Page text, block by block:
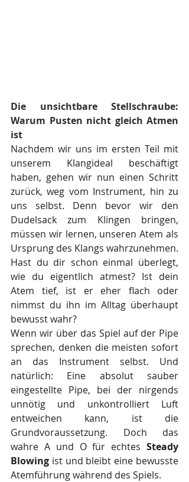
Die unsichtbare Stellschraube:
Warum Pusten nicht gleich Atmen
ist
Nachdem wir uns im ersten Teil mit
unserem Klangideal beschäftigt
haben, gehen wir nun einen Schritt
zurück, weg vom Instrument, hin zu
uns selbst. Denn bevor wir den
Dudelsack zum Klingen bringen,
müssen wir lernen, unseren Atem als
Ursprung des Klangs wahrzunehmen.
Hast du dir schon einmal überlegt,
wie du eigentlich atmest? Ist dein
Atem tief, ist er eher flach oder
nimmst du ihn im Alltag überhaupt
bewusst wahr?
Wenn wir über das Spiel auf der Pipe
sprechen, denken die meisten sofort
an das Instrument selbst. Und
natürlich: Eine absolut sauber
eingestellte Pipe, bei der nirgends
unnötig und unkontrolliert Luft
entweichen kann, ist die
Grundvoraussetzung. Doch das
wahre A und O für echtes Steady
Blowing ist und bleibt eine bewusste
Atemführung während des Spiels.